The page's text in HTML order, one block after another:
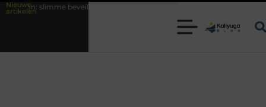
Nieuwe
artikelen
beveiligingsoplossingen met kennis uit de praktijk